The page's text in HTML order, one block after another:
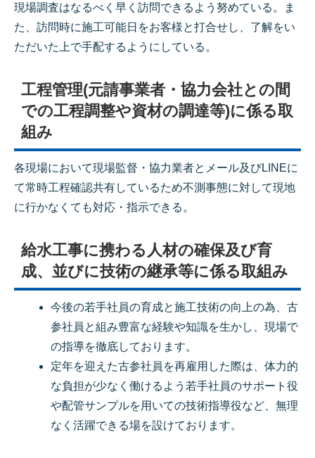
現場調査はなるべく早く訪問できるよう努めている。ま
た、訪問時に施工可能日をお客様と打合せし、了解をい
ただいた上で手配するようにしている。
工程管理(元請事業者・協力会社との間
での工程調整や資材の調達等)に係る取
組み
各現場において現場監督・協力業者とメール及びLINEに
て常時工程確認共有しているため不測事態に対して現地
に行かなくても対応・指示できる。
給水工事に携わる人材の確保及び育
成、並びに技術の継承等に係る取組み
今後の若手社員の育成と施工技術の向上の為、古
参社員と組み豊富な経験や知識を生かし、現場で
の指導を徹底しております。
定年を迎えた古参社員を再雇用した際は、体力的
な負担が少なく働けるよう若手社員のサポート役
や配管サンプルを用いての技術指導役など、無理
なく活躍できる場を設けております。